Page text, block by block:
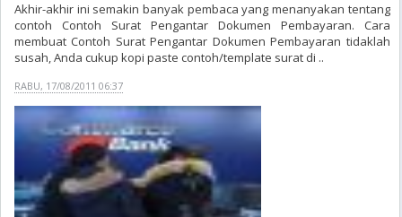
Akhir-akhir ini semakin banyak pembaca yang menanyakan tentang
contoh Contoh Surat Pengantar Dokumen Pembayaran. Cara
membuat Contoh Surat Pengantar Dokumen Pembayaran tidaklah
susah, Anda cukup kopi paste contoh/template surat di ..
RABU, 17/08/2011 06:37